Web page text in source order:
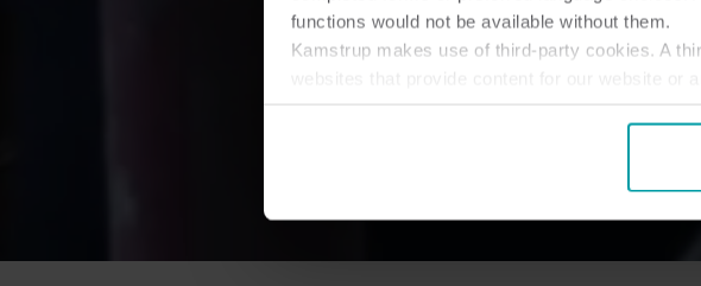
functions would not be available without them.
Kamstrup makes use of third-party cookies. A
websites that provide content for our website or
You can at any time change or withdraw your